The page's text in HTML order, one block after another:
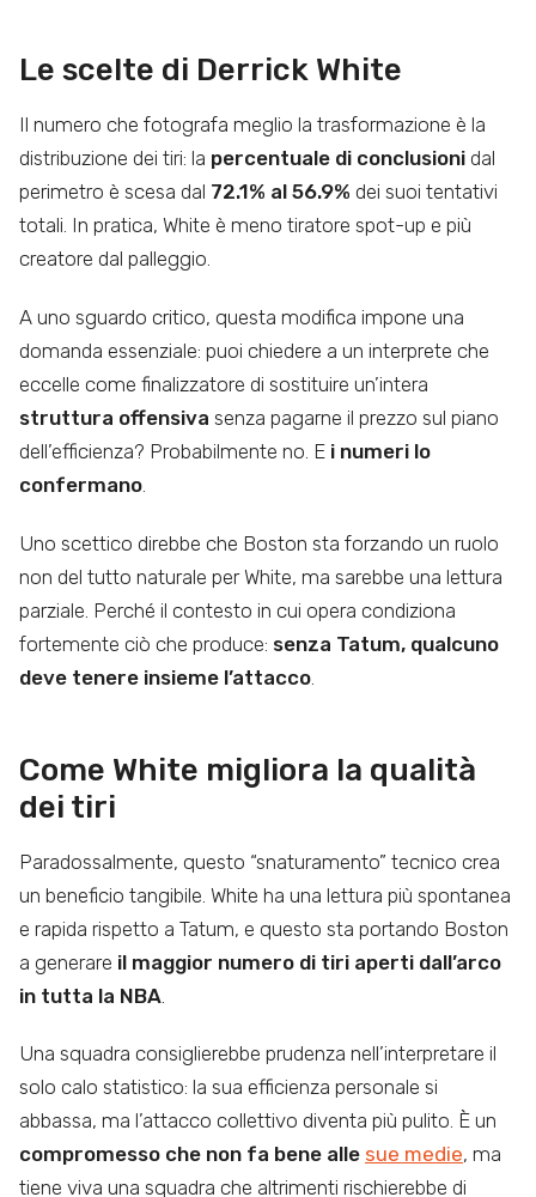
Le scelte di Derrick White
Il numero che fotografa meglio la trasformazione è la
distribuzione dei tiri: la percentuale di conclusioni dal
perimetro è scesa dal 72.1% al 56.9% dei suoi tentativi
totali. In pratica, White è meno tiratore spot-up e più
creatore dal palleggio.
A uno sguardo critico, questa modifica impone una
domanda essenziale: puoi chiedere a un interprete che
eccelle come finalizzatore di sostituire un’intera
struttura offensiva senza pagarne il prezzo sul piano
dell’efficienza? Probabilmente no. E i numeri lo
confermano
Uno scettico direbbe che Boston sta forzando un ruolo
non del tutto naturale per White, ma sarebbe una lettura
parziale. Perché il contesto in cui opera condiziona
fortemente ciò che produce: senza Tatum, qualcuno
deve tenere insieme l’attacco
Come White migliora la qualità
dei tiri
Paradossalmente, questo “snaturamento” tecnico crea
un beneficio tangibile. White ha una lettura più spontanea
e rapida rispetto a Tatum, e questo sta portando Boston
a generare il maggior numero di tiri aperti dall’arco
in tutta la NBA
Una squadra consiglierebbe prudenza nell’interpretare il
solo calo statistico: la sua efficienza personale si
abbassa, ma l’attacco collettivo diventa più pulito. È un
compromesso che non fa bene alle sue medie, ma
tiene viva una squadra che altrimenti rischierebbe di